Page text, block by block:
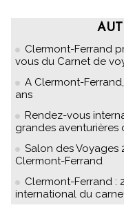
Clermont-Ferrand
vous du Carnet de
A Clermont-
ans
Rendez-vous
grandes aventurières
Salon des Voyages
Clermont-Ferrand
Clermont-Ferrand :
international du